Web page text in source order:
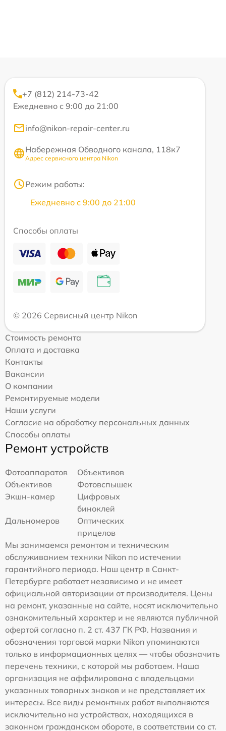
+7 (812) 214-73-42
Ежедневно с 9:00 до 21:00
info@nikon-repair-center.ru
Набережная Обводного канала, 118к7
Адрес сервисного центра Nikon
Режим работы:
Ежедневно с 9:00 до 21:00
Способы оплаты
© 2026 Сервисный центр Nikon
Стоимость ремонта
Оплата и доставка
Контакты
Вакансии
О компании
Ремонтируемые модели
Наши услуги
Согласие на обработку персональных данных
Способы оплаты
Ремонт устройств
Фотоаппаратов
Объективов
Объективов
Фотовспышек
Экшн-камер
Цифровых
биноклей
Дальномеров
Оптических
прицелов
Мы занимаемся ремонтом и техническим
обслуживанием техники Nikon по истечении
гарантийного периода. Наш центр в Санкт-
Петербурге работает независимо и не имеет
официальной авторизации от производителя. Цены
на ремонт, указанные на сайте, носят исключительно
ознакомительный характер и не являются публичной
офертой согласно п. 2 ст. 437 ГК РФ. Названия и
обозначения торговой марки Nikon упоминаются
только в информационных целях — чтобы обозначить
перечень техники, с которой мы работаем. Наша
организация не аффилирована с владельцами
указанных товарных знаков и не представляет их
интересы. Все виды ремонтных работ выполняются
исключительно на устройствах, находящихся в
законном гражданском обороте, в соответствии со ст.